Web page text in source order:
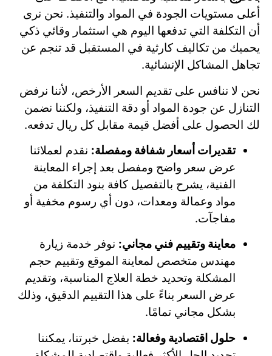
أعلى مستويات الجودة في المواد والتنفيذ. نحن نرى
أن التكلفة التي تدفعها اليوم هي استثمار وقائي ذكي
يحميك من تكاليف كارثية في المستقبل قد تنجم عن
تجاهل المشاكل الإنشائية.
نحن لا ننافس على تقديم السعر الأرخص، لأننا نرفض
التنازل عن جودة المواد أو دقة التنفيذ، ولكننا نضمن
لك الحصول على أفضل قيمة مقابل كل ريال تدفعه.
تقديرات أسعار شفافة ومفصلة: نقدم لعملائنا
عرض سعر واضح ومفصل بعد إجراء المعاينة
الفنية، يشرح بالتفصيل كافة بنود التكلفة من
مواد وعمالة ومعدات، دون أي رسوم مخفية أو
مفاجآت.
معاينة وتقييم فني مجاني: نوفر خدمة زيارة
مهندس متخصص لمعاينة الموقع وتقييم حجم
المشكلة وتحديد خطة العلاج المناسبة، وتقديم
عرض السعر بناءً على هذا التقييم الدقيق، وذلك
بشكل مجاني تمامًا.
حلول اقتصادية وفعالة: بفضل خبرتنا، يمكننا